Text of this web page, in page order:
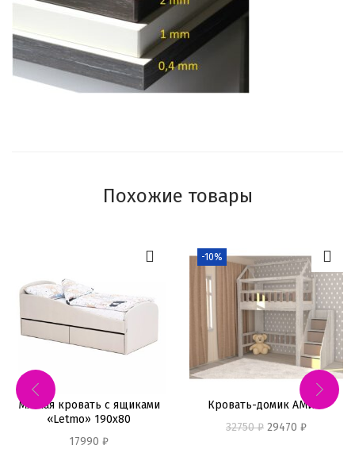
Похожие товары
Мягкая кровать с ящиками
«Letmo» 190х80
17990 ₽
-10%
Кровать-домик АМИ-5
32750₽ 29470 ₽